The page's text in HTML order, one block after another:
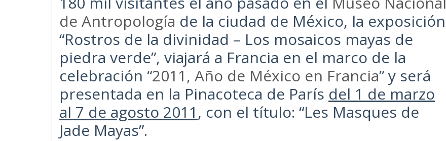
de Antropología de la ciudad de México, la exposición
“Rostros de la divinidad – Los mosaicos mayas de
piedra verde”, viajará a Francia en el marco de la
celebración “2011, Año de México en Francia” y será
presentada en la Pinacoteca de París del 1 de marzo
al 7 de agosto 2011, con el título: “Les Masques de
Jade Mayas”.